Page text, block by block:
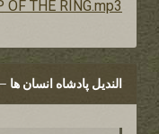
OF THE RING.mp3
الندیل پادشاه انسان ها